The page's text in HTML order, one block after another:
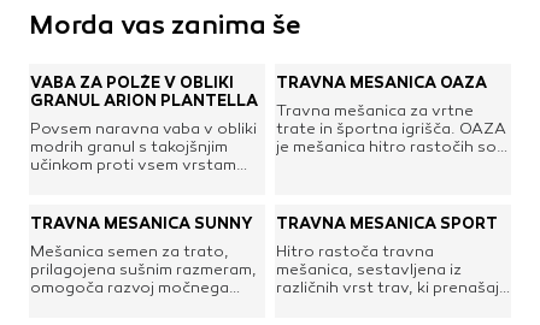
Morda vas zanima še
VABA ZA POLŽE V OBLIKI
GRANUL ARION PLANTELLA
Povsem naravna vaba v obliki
modrih granul s takojšnjim
učinkom proti vsem vrstam
jagodah.Dovoljeno za
proti trem glavnim vrstam
polževIzjemno odporen na dež
– do 14 dniOdlična ješčnost in
TRAVNA MEŠANICA OAZA
Travna mešanica za vrtne
trate in športna igrišča. OAZA
je mešanica hitro rastočih sort
jo različne sorte trpežnih ljuljk,
trpežno trato, ki dobro
prenaša obremenitve. Ob
redni in pravilni negi nam
TRAVNA MEŠANICA SUNNY
Mešanica semen za trato,
prilagojena sušnim razmeram,
omogoča razvoj močnega
TRAVNA MEŠANICA SPORT
Hitro rastoča travna
mešanica, sestavljena iz
različnih vrst trav, ki prenašajo